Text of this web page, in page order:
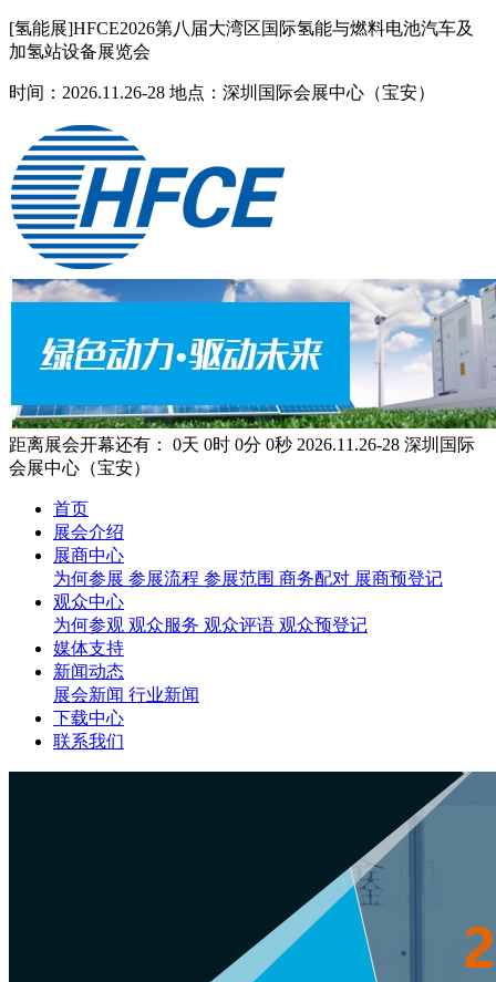
[氢能展]HFCE2026第八届大湾区国际氢能与燃料电池汽车及
加氢站设备展览会
时间：2026.11.26-28 地点：深圳国际会展中心（宝安）
距离展会开幕还有： 0天 0时 0分 0秒 2026.11.26-28 深圳国际
会展中心（宝安）
首页
展会介绍
展商中心
为何参展 参展流程 参展范围 商务配对 展商预登记
观众中心
为何参观 观众服务 观众评语 观众预登记
媒体支持
新闻动态
展会新闻 行业新闻
下载中心
联系我们